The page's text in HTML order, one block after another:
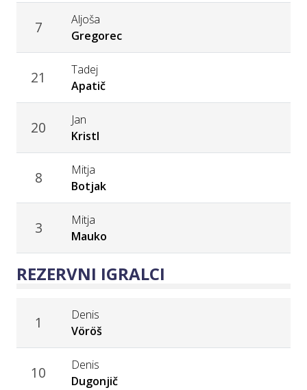
7
Aljoša
Gregorec
21
Tadej
Apatič
20
Jan
Kristl
8
Mitja
Botjak
3
Mitja
Mauko
REZERVNI IGRALCI
1
Denis
Vöröš
10
Denis
Dugonjič